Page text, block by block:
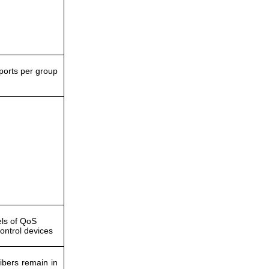
per group
of QoS
devices
remain in